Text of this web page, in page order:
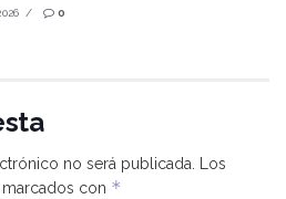
0
no será publicada.
Los
con *